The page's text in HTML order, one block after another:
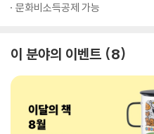
문화비소득공제 가능
이 분야의 이벤트 8